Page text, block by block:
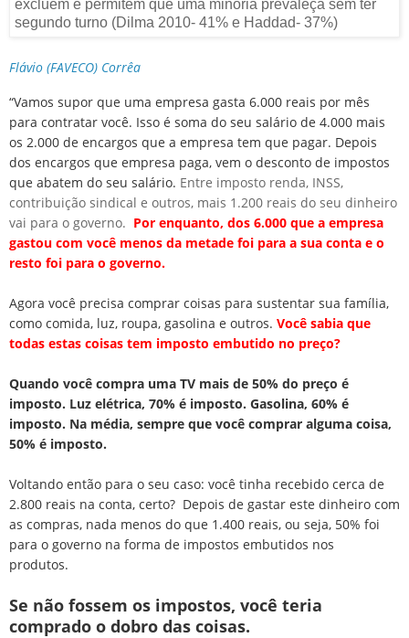
Flávio (FAVECO) Corrêa
“Vamos supor que uma empresa gasta 6.000 reais por mês
para contratar você. Isso é soma do seu salário de 4.000 mais
os 2.000 de encargos que a empresa tem que pagar. Depois
dos encargos que empresa paga, vem o desconto de impostos
que abatem do seu salário. Entre imposto renda, INSS,
contribuição sindical e outros, mais 1.200 reais do seu dinheiro
vai para o governo. Por enquanto, dos 6.000 que a empresa
gastou com você menos da metade foi para a sua conta e o
resto foi para o governo.
Agora você precisa comprar coisas para sustentar sua família,
como comida, luz, roupa, gasolina e outros. Você sabia que
todas estas coisas tem imposto embutido no preço?
Quando você compra uma TV mais de 50% do preço é
imposto. Luz elétrica, 70% é imposto. Gasolina, 60% é
imposto. Na média, sempre que você comprar alguma coisa,
50% é imposto.
Voltando então para o seu caso: você tinha recebido cerca de
2.800 reais na conta, certo? Depois de gastar este dinheiro com
as compras, nada menos do que 1.400 reais, ou seja, 50% foi
para o governo na forma de impostos embutidos nos
produtos.
Se não fossem os impostos, você teria
comprado o dobro das coisas.